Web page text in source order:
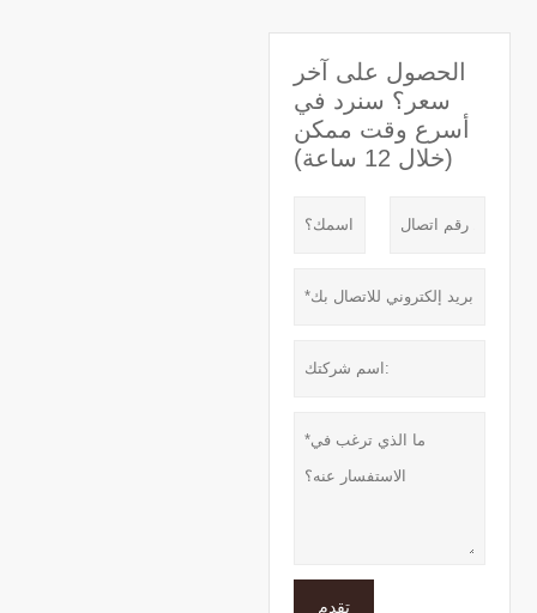
الحصول على آخر
سعر؟ سنرد في
أسرع وقت ممكن
(خلال 12 ساعة)
تقدم